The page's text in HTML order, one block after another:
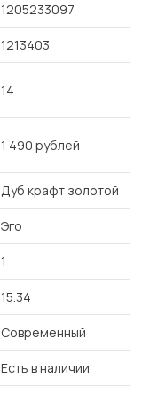
1205233097
1213403
14
1 490 рублей
Дуб крафт золотой
Эго
1
15.34
Современный
Есть в наличии